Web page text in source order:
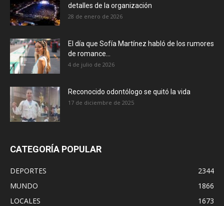
detalles de la organización
28 de enero de 2026
El día que Sofía Martínez habló de los rumores
de romance...
4 de julio de 2026
Reconocido odontólogo se quitó la vida
17 de diciembre de 2025
CATEGORÍA POPULAR
DEPORTES
2344
MUNDO
1866
LOCALES
1673